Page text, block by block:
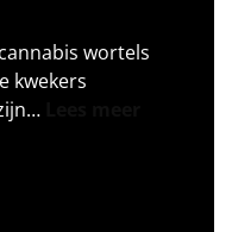
wortels
kwekers